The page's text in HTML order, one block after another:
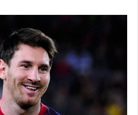
o
r
u
n
c
o
u